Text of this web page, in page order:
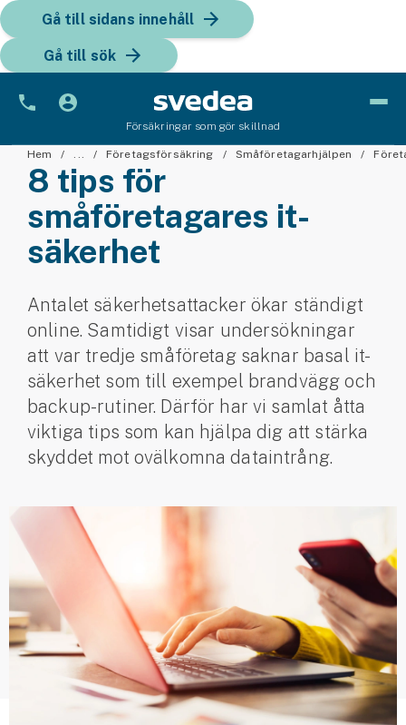
Gå till sidans innehåll
Gå till sök
Försäkringar som gör skillnad
Bil
Bilförsäkring
Bilförsäkring för företag
Fordon
Snöskoterförsäkring
ATV-försäkring
Släpvagnsförsäkring
Husvagnsförsäkring
Motorcykel
Mc-försäkring
Märkesförsäkringar
Båt
Båtförsäkring
Märkesförsäkringar
Vattenskoterförsäkring
Hem ... Företagsförsäkring Småföretagarhjälpen
8 tips för
småföretagares it-
säkerhet
Antalet säkerhetsattacker ökar ständigt
online. Samtidigt visar undersökningar
att var tredje småföretag saknar basal it-
säkerhet som till exempel brandvägg och
backup-rutiner. Därför har vi samlat åtta
viktiga tips som kan hjälpa dig att stärka
skyddet mot ovälkomna dataintrång.